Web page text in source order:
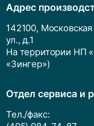
Адрес
142100,
ул., д.1
На территории НП
«Зингер»)
Отдел сервиса и
Тел./факс: